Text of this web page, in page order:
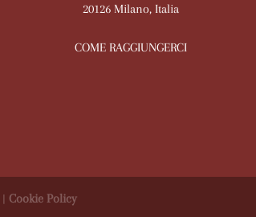
20126 Milano, Italia
COME RAGGIUNGERCI
|Cookie Policy